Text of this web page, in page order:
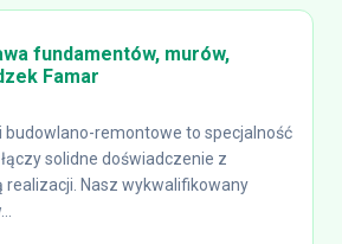
fundamentów, murów,
Famar
budowlano-remontowe to specjalność
solidne doświadczenie z
realizacji. Nasz wykwalifikowany